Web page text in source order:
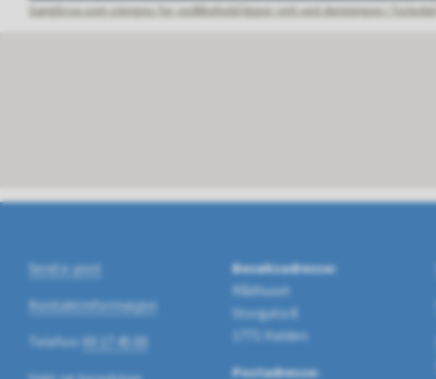
Gangbroa som stenges for vedlikehold ligger rett ved demningen i Tistedal.
Send e-post
Kontaktinformasjon
Telefon: 69 17 45 00
Besøksadresse:
Rådhuset
Storgata 8
1771 Halden
Postadresse: